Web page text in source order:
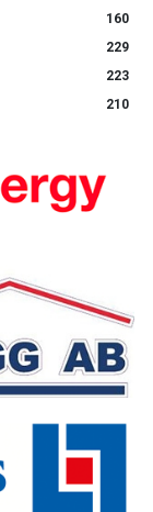
160
229
223
210